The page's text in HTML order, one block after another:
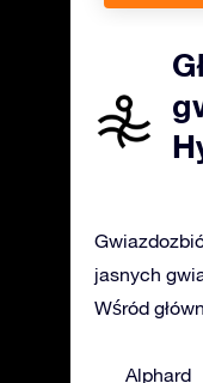
jasnych
Wśród
Alphard